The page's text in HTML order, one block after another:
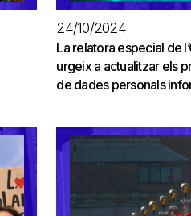
24/10/2024
La relatora especial de
urgeix a actualitzar els
de dades personals